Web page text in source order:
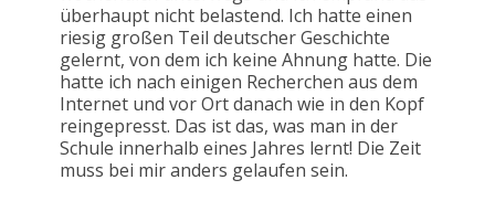
überhaupt nicht belastend. Ich hatte einen
riesig großen Teil deutscher Geschichte
gelernt, von dem ich keine Ahnung hatte. Die
hatte ich nach einigen Recherchen aus dem
Internet und vor Ort danach wie in den Kopf
reingepresst. Das ist das, was man in der
Schule innerhalb eines Jahres lernt! Die Zeit
muss bei mir anders gelaufen sein.